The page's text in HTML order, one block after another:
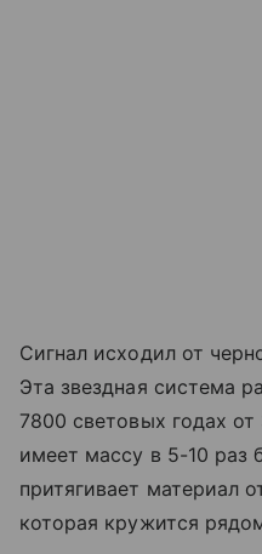
Сигнал исходил от
Эта звездная система
7800 световых годах
имеет массу в 5-10 раз
притягивает материал
которая кружится